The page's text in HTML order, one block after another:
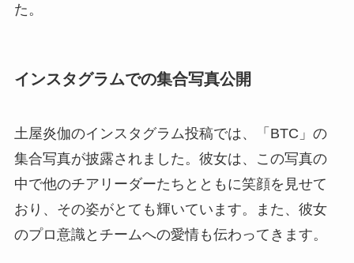
た。
インスタグラムでの集合写真公開
土屋炎伽のインスタグラム投稿では、「BTC」の
集合写真が披露されました。彼女は、この写真の
中で他のチアリーダーたちとともに笑顔を見せて
おり、その姿がとても輝いています。また、彼女
のプロ意識とチームへの愛情も伝わってきます。